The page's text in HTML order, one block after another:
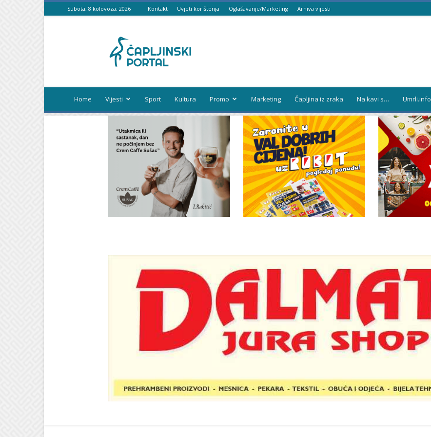
Subota, 8 kolovoza, 2026 Kontakt Uvjeti korištenja Oglašavanje/Marketing Arhiva vijesti
portal
Home Vijesti Sport Kultura Promo Marketing Čapljina iz zraka Na kavi s… Umrli.info